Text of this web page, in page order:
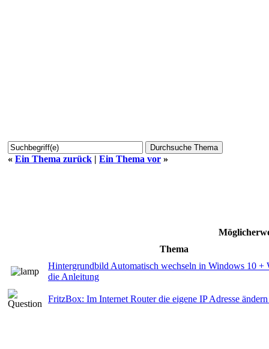
« Ein Thema zurück | Ein Thema vor »
Thema
Hintergrundbild Automatisch wechseln in Windows 10 +
die Anleitung
FritzBox: Im Internet Router die eigene IP Adresse